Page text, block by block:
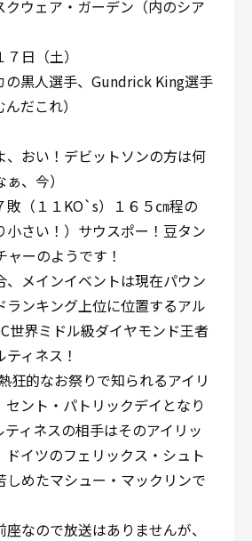
クウェア・ガーデン（内のシア
日（土）
黒人選手、Gundrick King選手
だこれ）
、おい！デビットソンの方は何
、今）
（１１KO`s）１６５㎝程の
小さい！）サウスポー！豆タン
ーのようです！
メインイベントは現在パウン
ランキング上位に位置するアル
世界ミドル級ダイヤモンド王者
ィネス！
狂的なお祭りで知られるアイリ
セント・パトリックデイとなり
ティネスの相手はそのアイリッ
ドイツのフェリックス・シュト
しめたマシュー・マックリンで
なので放送はありませんが、